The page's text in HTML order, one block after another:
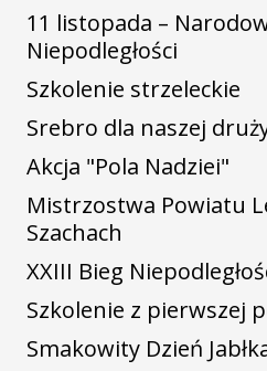
11 listopada –
Niepodległości
Szkolenie strzeleckie
Srebro dla naszej
Akcja "Pola Nadziei"
Mistrzostwa Powiatu
Szachach
XXIII Bieg
Szkolenie z pierwszej
Smakowity Dzień